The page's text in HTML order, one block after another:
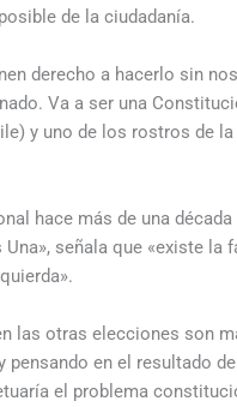
de la ciudadanía.
derecho a hacerlo sin
Va a ser una
y uno de los rostros de la
hace más de una década
señala que «existe la
las otras elecciones son
en el resultado
el problema